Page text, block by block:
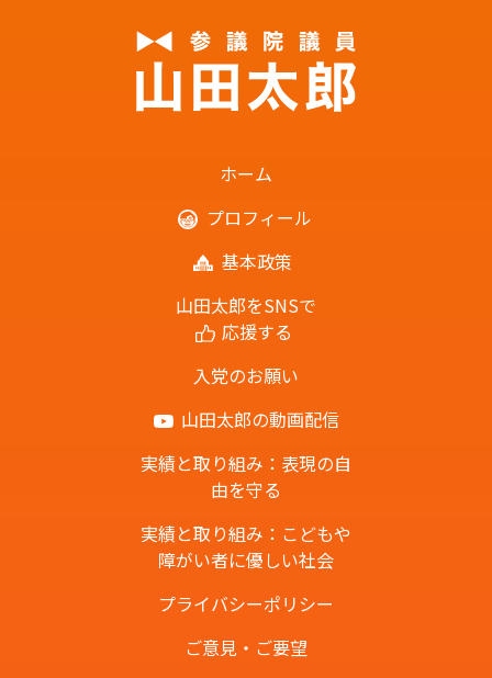
ホーム
プロフィール
基本政策
山田太郎をSNSで
応援する
入党のお願い
山田太郎の動画配信
実績と取り組み：表現の自
由を守る
実績と取り組み：こどもや
障がい者に優しい社会
プライバシーポリシー
ご意見・ご要望